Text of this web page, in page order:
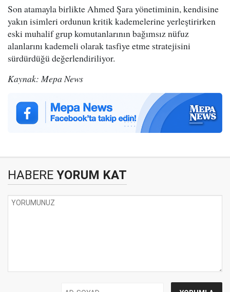
Son atamayla birlikte Ahmed Şara yönetiminin, kendisine
yakın isimleri ordunun kritik kademelerine yerleştirirken
eski muhalif grup komutanlarının bağımsız nüfuz
alanlarını kademeli olarak tasfiye etme stratejisini
sürdürdüğü değerlendiriliyor.
Kaynak: Mepa News
HABERE YORUM KAT